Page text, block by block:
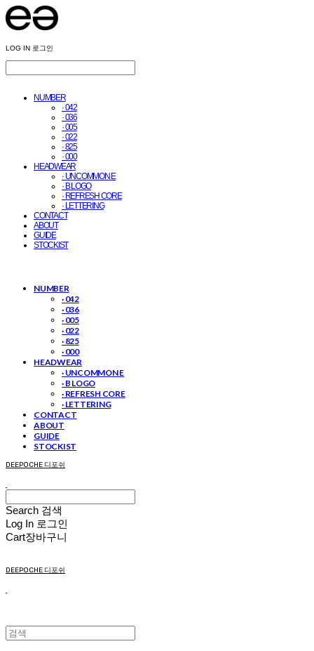
LOG IN 로그인
NUMBER
· 042
· 036
· 005
· 022
· 825
· 000
HEADWEAR
· UNCOMMON E
· B LOGO
· REFRESH CORE
· LETTERING
CONTACT
ABOUT
GUIDE
STOCKIST
NUMBER
· 042
· 036
· 005
· 022
· 825
· 000
HEADWEAR
· UNCOMMON E
· B LOGO
· REFRESH CORE
· LETTERING
CONTACT
ABOUT
GUIDE
STOCKIST
DEEPOCHE 디포쉬
Search 검색
Log In 로그인
Cart장바구니
DEEPOCHE 디포쉬